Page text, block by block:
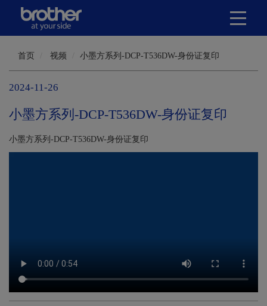
首页 视频 小墨方系列-DCP-T536DW-身份证复印
2024-11-26
小墨方系列-DCP-T536DW-身份证复印
小墨方系列-DCP-T536DW-身份证复印